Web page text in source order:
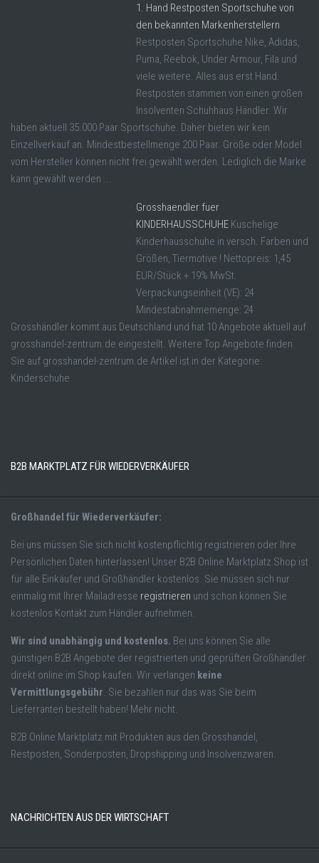
1. Hand Restposten Sportschuhe von
den bekannten Markenherstellern
Restposten Sportschuhe Nike, Adidas,
Puma, Reebok, Under Armour, Fila und
viele weitere. Alles aus erst Hand.
Restposten stammen von einen großen
Insolventen Schuhhaus Händler. Wir
haben aktuell 35.000 Paar Sportschuhe. Daher bieten wir kein
Einzellverkauf an. Mindestbestellmenge 200 Paar. Größe oder Model
vom Hersteller können nicht frei gewählt werden. Lediglich die Marke
kann gewählt werden ...
Grosshaendler fuer
KINDERHAUSSCHUHE Kuschelige
Kinderhausschuhe in versch. Farben und
Größen, Tiermotive ! Nettopreis: 1,45
EUR/Stück + 19% MwSt.
Verpackungseinheit (VE): 24
Mindestabnahmemenge: 24
Grosshändler kommt aus Deutschland und hat 10 Angebote aktuell auf
grosshandel-zentrum.de eingestellt. Weitere Top Angebote finden
Sie auf grosshandel-zentrum.de Artikel ist in der Kategorie:
Kinderschuhe
B2B MARKTPLATZ FÜR WIEDERVERKÄUFER
Großhandel für Wiederverkäufer:
Bei uns müssen Sie sich nicht kostenpflichtig registrieren oder Ihre
Persönlichen Daten hinterlassen! Unser B2B Online Marktplatz Shop ist
für alle Einkäufer und Großhändler kostenlos. Sie müssen sich nur
einmalig mit Ihrer Mailadresse registrieren und schon können Sie
kostenlos Kontakt zum Händler aufnehmen.
Wir sind unabhängig und kostenlos. Bei uns können Sie alle
günstigen B2B Angebote der registrierten und geprüften Großhändler
direkt online im Shop kaufen. Wir verlangen keine
Vermittlungsgebühr. Sie bezahlen nur das was Sie beim
Lieferranten bestellt haben! Mehr nicht.
B2B Online Marktplatz mit Produkten aus den Grosshandel,
Restposten, Sonderposten, Dropshipping und Insolvenzwaren.
NACHRICHTEN AUS DER WIRTSCHAFT